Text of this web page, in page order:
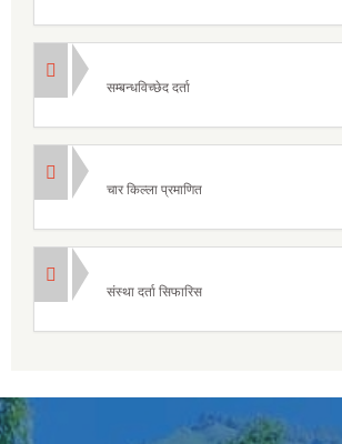
सम्बन्धविच्छेद दर्ता
चार किल्ला प्रमाणित
संस्था दर्ता सिफारिस